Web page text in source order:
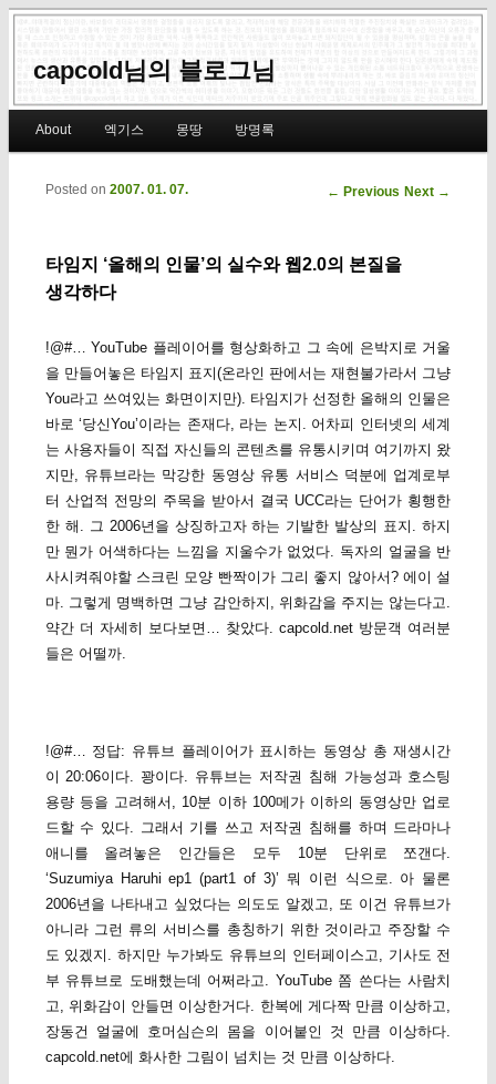
capcold님의 블로그님
Skip to primary content
Skip to secondary content
About 엑기스 몽땅 방명록
Post navigation
← Previous Next →
타임지 ‘올해의 인물’의 실수와 웹2.0의 본질을
생각하다
Posted on 2007. 01. 07.
!@#… YouTube 플레이어를 형상화하고 그 속에 은박지로 거울
을 만들어놓은 타임지 표지(온라인 판에서는 재현불가라서 그냥
You라고 쓰여있는 화면이지만). 타임지가 선정한 올해의 인물은
바로 ‘당신You’이라는 존재다, 라는 논지. 어차피 인터넷의 세계
는 사용자들이 직접 자신들의 콘텐츠를 유통시키며 여기까지 왔
지만, 유튜브라는 막강한 동영상 유통 서비스 덕분에 업계로부
터 산업적 전망의 주목을 받아서 결국 UCC라는 단어가 횡행한
한 해. 그 2006년을 상징하고자 하는 기발한 발상의 표지. 하지
만 뭔가 어색하다는 느낌을 지울수가 없었다. 독자의 얼굴을 반
사시켜줘야할 스크린 모양 빤짝이가 그리 좋지 않아서? 에이 설
마. 그렇게 명백하면 그냥 감안하지, 위화감을 주지는 않는다고.
약간 더 자세히 보다보면… 찾았다. capcold.net 방문객 여러분
들은 어떨까.
!@#… 정답: 유튜브 플레이어가 표시하는 동영상 총 재생시간
이 20:06이다. 꽝이다. 유튜브는 저작권 침해 가능성과 호스팅
용량 등을 고려해서, 10분 이하 100메가 이하의 동영상만 업로
드할 수 있다. 그래서 기를 쓰고 저작권 침해를 하며 드라마나
애니를 올려놓은 인간들은 모두 10분 단위로 쪼갠다.
‘Suzumiya Haruhi ep1 (part1 of 3)’ 뭐 이런 식으로. 아 물론
2006년을 나타내고 싶었다는 의도도 알겠고, 또 이건 유튜브가
아니라 그런 류의 서비스를 총칭하기 위한 것이라고 주장할 수
도 있겠지. 하지만 누가봐도 유튜브의 인터페이스고, 기사도 전
부 유튜브로 도배했는데 어쩌라고. YouTube 쫌 쓴다는 사람치
고, 위화감이 안들면 이상한거다. 한복에 게다짝 만큼 이상하고,
장동건 얼굴에 호머심슨의 몸을 이어붙인 것 만큼 이상하다.
capcold.net에 화사한 그림이 넘치는 것 만큼 이상하다.